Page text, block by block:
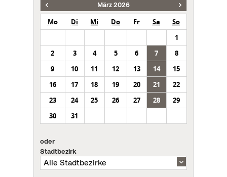
März 2026
Mo Di Mi Do Fr Sa
So
1
2
3 4 5 6 7
8
9
10 11 12 13 14
15
16
17 18 19 20 21
22
23
24 25 26 27 28
29
30
31
oder
Stadtbezirk